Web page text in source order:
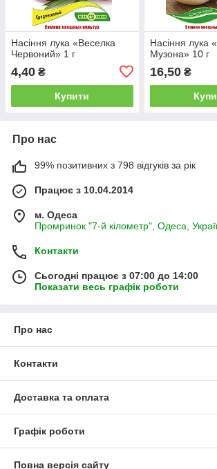
Насіння лука «Веселка
Червоний» 1 г
4,40 ₴
Купити
Насіння лука
Музона» 10 г
16,50₴
Про нас
99% позитивних з 798 відгуків за рік
Працює з 10.04.2014
м. Одеса
Промринок "7-й кілометр", Одеса,
Контакти
Сьогодні працює з 07:00 до 14:00
Показати весь графік роботи
Про нас
Контакти
Доставка та оплата
Графік роботи
Повна версія сайту